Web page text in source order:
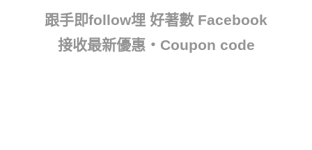
跟手即follow埋 好著數 Facebook
接收最新優惠・Coupon code